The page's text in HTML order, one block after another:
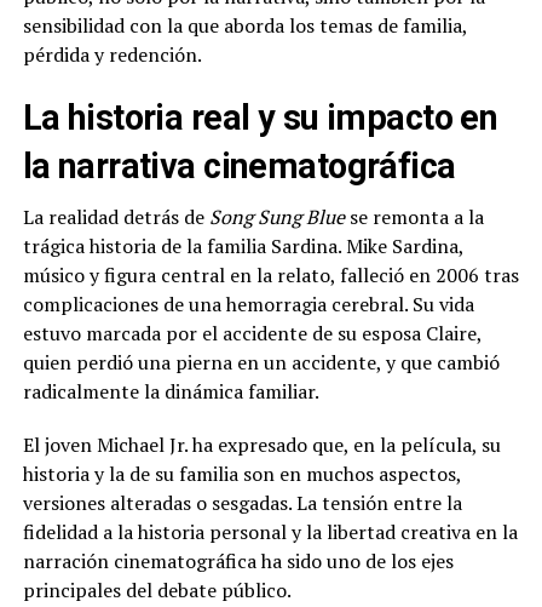
sensibilidad con la que aborda los temas de familia,
pérdida y redención.
La historia real y su impacto en
la narrativa cinematográfica
La realidad detrás de Song Sung Bluese remonta a la
trágica historia de la familia Sardina. Mike Sardina,
músico y figura central en la relato, falleció en 2006 tras
complicaciones de una hemorragia cerebral. Su vida
estuvo marcada por el accidente de su esposa Claire,
quien perdió una pierna en un accidente, y que cambió
radicalmente la dinámica familiar.
El joven Michael Jr. ha expresado que, en la película, su
historia y la de su familia son en muchos aspectos,
versiones alteradas o sesgadas. La tensión entre la
fidelidad a la historia personal y la libertad creativa en la
narración cinematográfica ha sido uno de los ejes
principales del debate público.